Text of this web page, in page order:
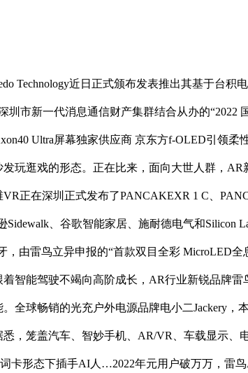
近日正式颁布发表推出其基于台积电
圳市新一代消息通信财产集群结合从办的
Ultra屏幕独家供应商 京东方f-OLED引领柔
玩逛戏的形态。正在比来，面向大世人群，
VR正在深圳正式发布了PANCAKEXR 1 C、
Sidewalk、谷歌智能家居、施耐德电气和
，由雷鸟立异申报的“首款双目全彩 MicroLED
智能驾驶不竭向高阶成长，AR行业新锐品牌
全球畅销的光充户外电源品牌电小二Jackery
，笼盖汽车、智妙手机、AR/VR、车载显示
卡形态下插手AI人…2022年元用户破万万，雷